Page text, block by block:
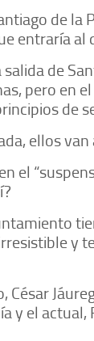
de la
entraría
de
pero en
de
ellos
el
y
y el